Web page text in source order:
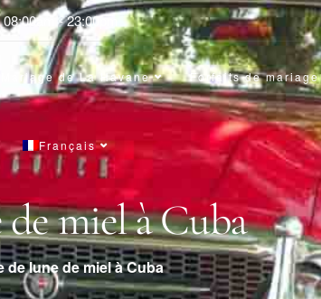
- 23:00pm
Mariage de La Havane Forfaits de mariage
Français
miel à Cuba
de lune de miel à Cuba